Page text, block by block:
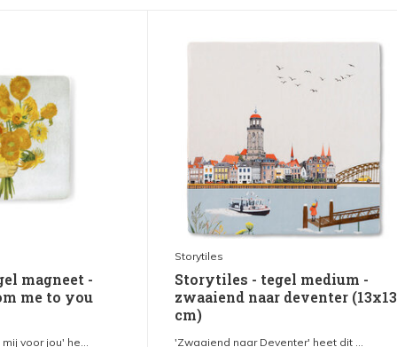
magneet -
me to you
voor jou' he...
Storytiles
Storytiles - tegel medium -
zwaaiend naar deventer (13x13
cm)
'Zwaaiend naar Deventer' heet dit ...